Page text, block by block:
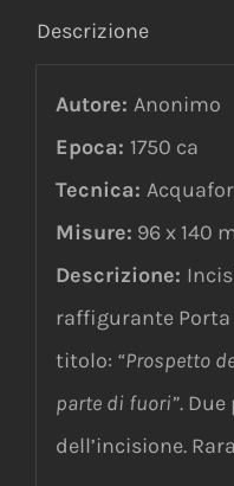
Descrizione
Autore: Anonimo
Epoca: 1750 ca
Tecnica:
Misure: 96 x 140
Descrizione:
raffigurante Porta
titolo: “Prospetto
parte di fuori”.
dell’incisione.